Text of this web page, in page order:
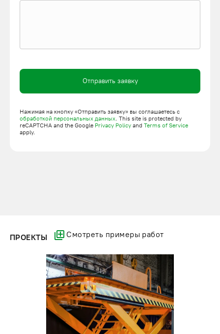
рестораны, кафе;
складские помещения;
административные здания;
Устройства подойдут для любых работ, где требуется
вертикальная транспортировка грузов.
документацией: сертификатом соответствия,
эксплуатационным руководством. Можно купить
готовую типовую модель из каталога или заказать
изготовление по индивидуальным параметрам.
Мы учитываем пожелания заказчика и предлагаем
гидравлические устройства, которые подходят для
решения разных производственных задач,
соответствуют предъявляемым требованиям.
Отправить заявку
Нажимая на кнопку «Отправить заявку» вы соглашаетесь с
обработкой персональных данных. This site is protected by
reCAPTCHA and the Google Privacy Policy and Terms of Service
apply.
ПРОЕКТЫ Смотреть примеры работ